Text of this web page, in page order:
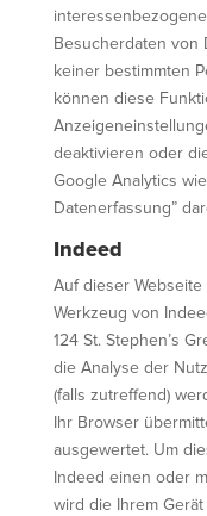
Besucherdaten von
keiner bestimmten
können diese
deaktivieren oder
Google Analytics
Datenerfassung”
Indeed
Auf dieser
Werkzeug von
124 St. Stephen’s
die Analyse der
(falls zutreffend)
Ihr Browser
ausgewertet. Um
Indeed einen oder
wird die Ihrem